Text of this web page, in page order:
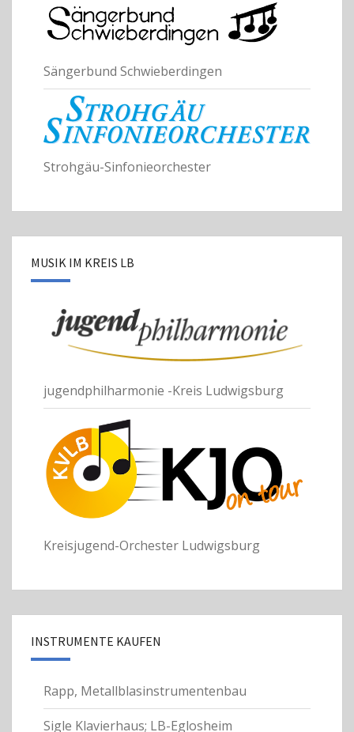
Sängerbund Schwieberdingen
Strohgäu-Sinfonieorchester
MUSIK IM KREIS LB
jugendphilharmonie -Kreis Ludwigsburg
Kreisjugend-Orchester Ludwigsburg
INSTRUMENTE KAUFEN
Rapp, Metallblasinstrumentenbau
Sigle Klavierhaus; LB-Eglosheim